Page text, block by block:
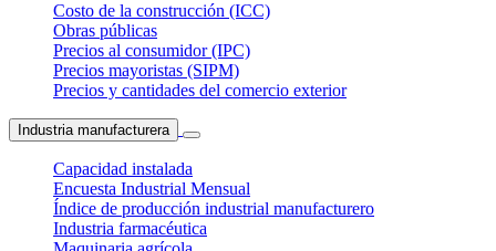
Costo de la construcción (ICC)
Obras públicas
Precios al consumidor (IPC)
Precios mayoristas (SIPM)
Precios y cantidades del comercio exterior
Industria manufacturera
Capacidad instalada
Encuesta Industrial Mensual
Índice de producción industrial manufacturero
Industria farmacéutica